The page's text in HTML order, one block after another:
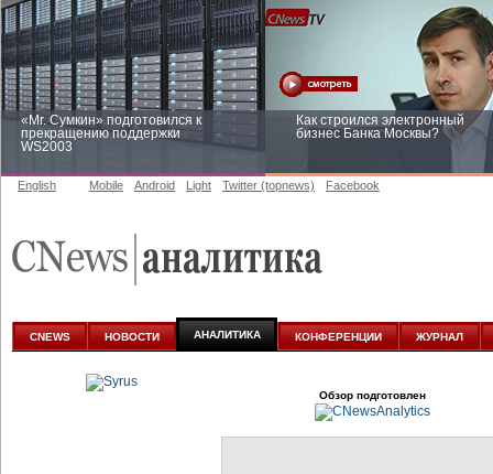
«Mr. Сумкин» подготовился к
прекращению поддержки
WS2003
Как строился электронный
бизнес Банка Москвы?
аналитике
English Mobile Android Light Twitter (topnews) Facebook
CNEWS НОВОСТИ АНАЛИТИКА КОНФЕРЕНЦИИ ЖУРНАЛ
Обзор подготовлен